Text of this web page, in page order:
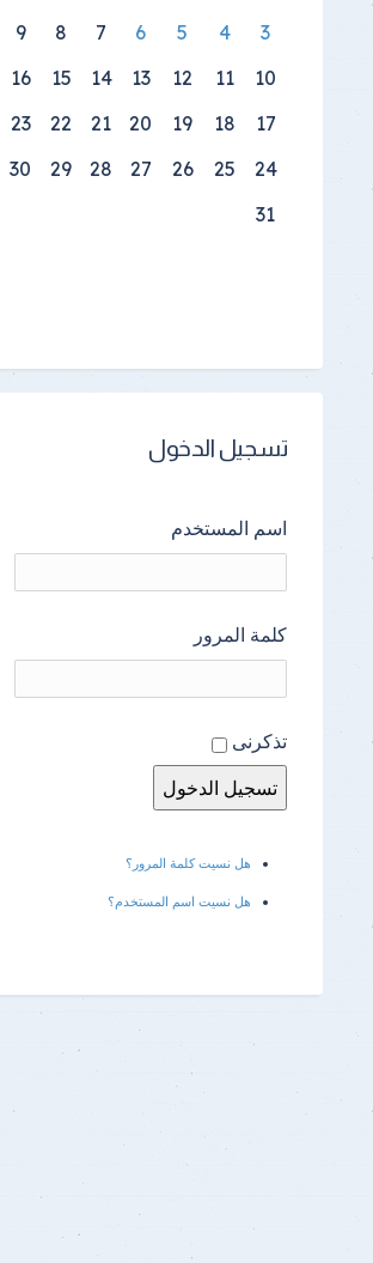
3
4
5
6
7
8
9
10
11
12
13
14
15
16
17
18
19
20
21
22
23
24
25
26
27
28
29
30
31
تسجيل الدخول
اسم المستخدم
كلمة المرور
تذكرنى
هل نسيت كلمة المرور؟
هل نسيت اسم المستخدم؟